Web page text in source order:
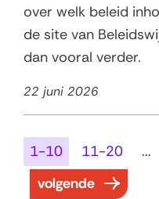
over welk beleid
de site van
dan vooral verder.
22 juni 2026
1-10 11-20 ...
volgende
r